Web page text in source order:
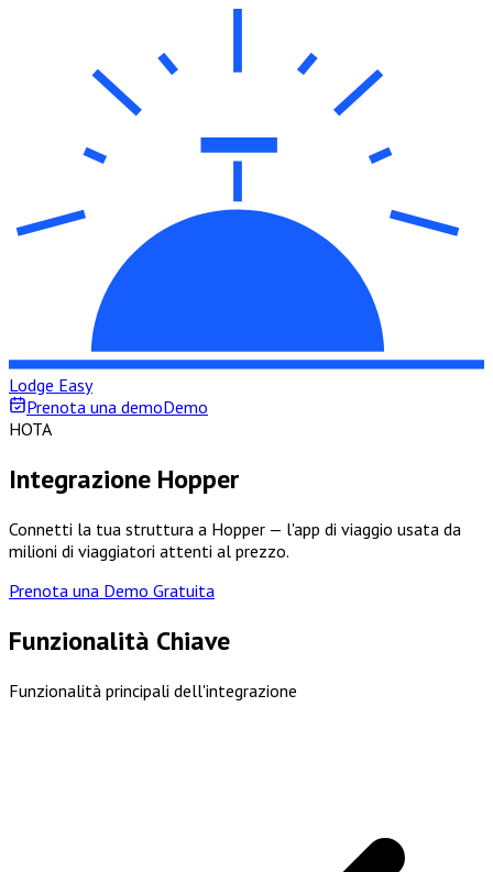
Lodge Easy
Prenota una demoDemo
HOTA
Integrazione Hopper
Connetti la tua struttura a Hopper — l'app di viaggio usata da
milioni di viaggiatori attenti al prezzo.
Prenota una Demo Gratuita
Funzionalità Chiave
Funzionalità principali dell'integrazione